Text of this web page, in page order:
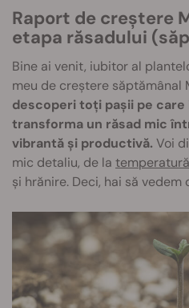
Raport de creștere Mimosa Auto:
etapa răsadului
Bine ai venit, iubitor al
meu de creștere săptămânal
descoperi toți pașii pe
transforma un răsad mic
vibrantă și productivă. Voi
mic detaliu, de la
și hrănire. Deci, hai să